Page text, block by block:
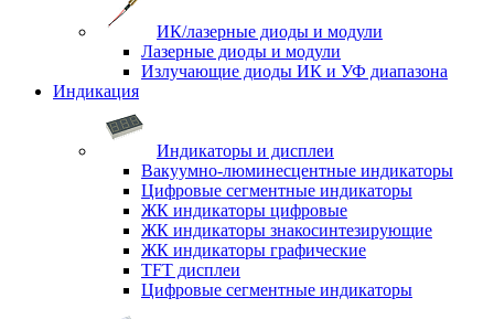
ИК/лазерные диоды и модули
Лазерные диоды и модули
Излучающие диоды ИК и УФ диапазона
Индикация
Индикаторы и дисплеи
Вакуумно-люминесцентные индикаторы
Цифровые сегментные индикаторы
ЖК индикаторы цифровые
ЖК индикаторы знакосинтезирующие
ЖК индикаторы графические
TFT дисплеи
Цифровые сегментные индикаторы